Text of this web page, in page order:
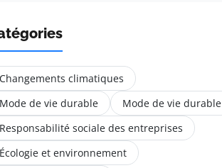
climatiques
de vie durable
Mode de vie durable
sociale des entreprises
et environnement